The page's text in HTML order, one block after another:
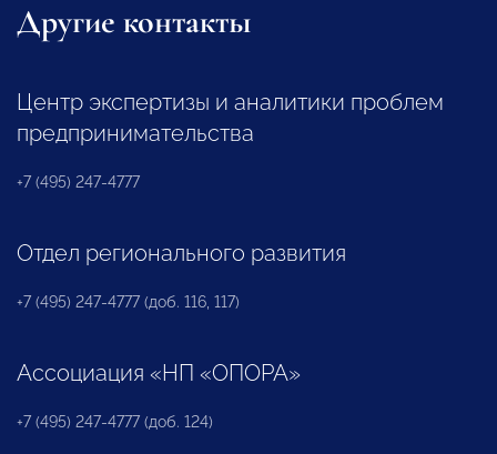
Другие контакты
Центр экспертизы и аналитики проблем
предпринимательства
+7 (495) 247-4777
Отдел регионального развития
+7 (495) 247-4777 (доб. 116, 117)
Ассоциация «НП «ОПОРА»
+7 (495) 247-4777 (доб. 124)